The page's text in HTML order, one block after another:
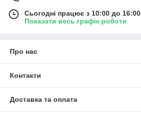
Сьогодні працює з 10:00 до 16:00
Показати весь графік роботи
Про нас
Контакти
Доставка та оплата